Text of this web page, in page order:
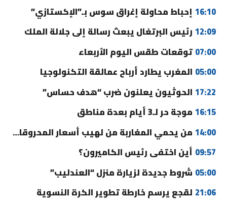
16:10 إحباط محاولة إغراق سوس بـ”الإكستازي”
12:09 رئيس البرتغال يبعث رسالة إلى جلالة الملك
07:00 توقعات طقس اليوم الأربعاء
05:00 المغرب يطارد أرباح عمالقة التكنولوجيا
17:22 الحوثيون يعلنون ضرب “هدف حساس”
16:15 موجة حر لـ3 أيام بعدة مناطق
14:00 من يحمي المغاربة من لهيب أسعار المحروقات؟
09:57 أين اختفى رئيس الكاميرون؟
05:00 شروط جديدة لزيارة منزل “العندليب”
21:06 لقجع يرسم خارطة تطوير الكرة النسوية